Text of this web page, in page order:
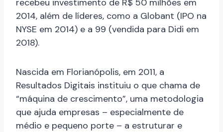
recebeu investimento de R$ 50 milhões em
2014, além de líderes, como a Globant (IPO na
NYSE em 2014) e a 99 (vendida para Didi em
2018).
Nascida em Florianópolis, em 2011, a
Resultados Digitais instituiu o que chama de
“máquina de crescimento”, uma metodologia
que ajuda empresas – especialmente de
médio e pequeno porte – a estruturar e